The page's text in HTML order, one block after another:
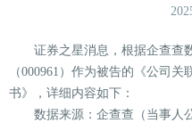
证券之星消息，根据企查查
（000961）作为被告的《公司
书》，详细内容如下：
数据来源：企查查（当事人